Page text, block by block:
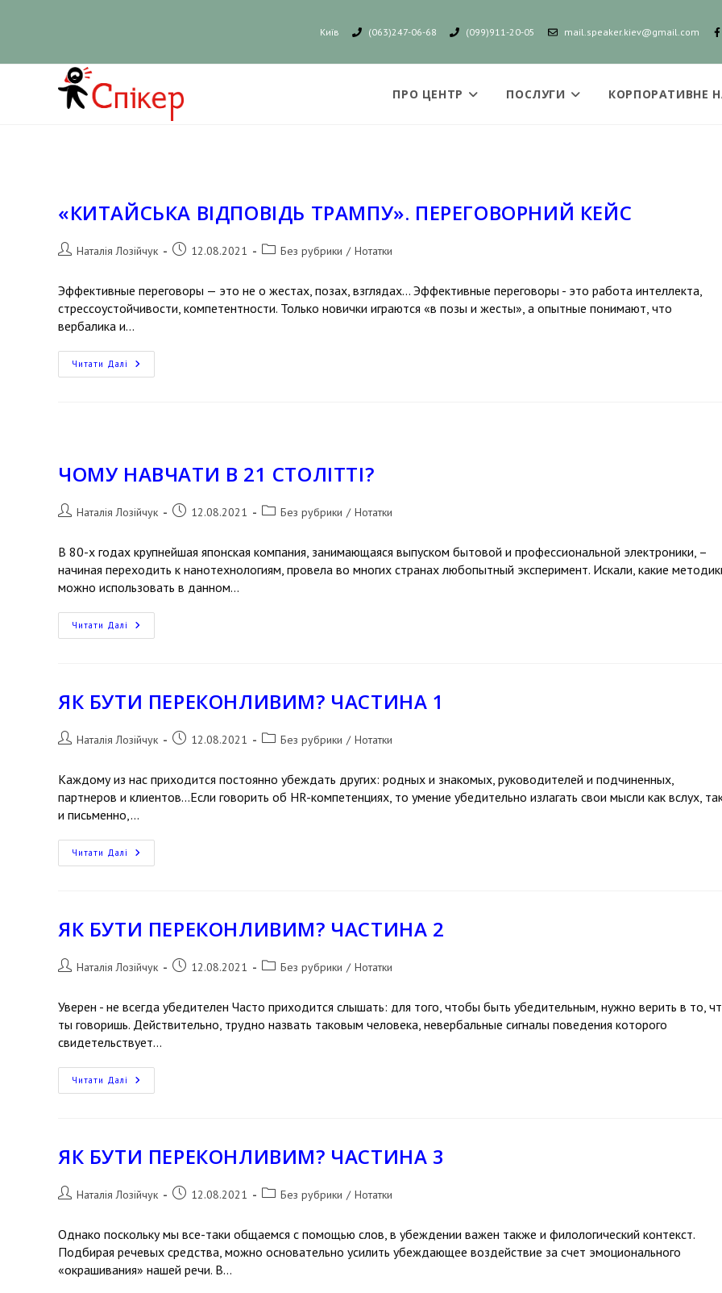
Київ (063)247-06-68 (099)911-20-05 mail.speaker.kiev@gmail.com
ПРО ЦЕНТР ПОСЛУГИ КОРПОРАТИВНЕ
«КИТАЙСЬКА ВІДПОВІДЬ ТРАМПУ». ПЕРЕГОВОРНИЙ КЕЙС
Наталія Лозійчук 12.08.2021 Без рубрики / Нотатки
Эффективные переговоры — это не о жестах, позах, взглядах... Эффективные переговоры - это работа интеллекта,
стрессоустойчивости, компетентности. Только новички играются «в позы и жесты», а опытные понимают, что
вербалика и…
Читати Далі
ЧОМУ НАВЧАТИ В 21 СТОЛІТТІ?
Наталія Лозійчук 12.08.2021 Без рубрики / Нотатки
В 80-х годах крупнейшая японская компания, занимающаяся выпуском бытовой и профессиональной электроники, –
начиная переходить к нанотехнологиям, провела во многих странах любопытный эксперимент. Искали, какие
можно использовать в данном…
Читати Далі
ЯК БУТИ ПЕРЕКОНЛИВИМ? ЧАСТИНА 1
Наталія Лозійчук 12.08.2021 Без рубрики / Нотатки
Каждому из нас приходится постоянно убеждать других: родных и знакомых, руководителей и подчиненных,
партнеров и клиентов...Если говорить об HR-компетенциях, то умение убедительно излагать свои мысли как вслух,
и письменно,…
Читати Далі
ЯК БУТИ ПЕРЕКОНЛИВИМ? ЧАСТИНА 2
Наталія Лозійчук 12.08.2021 Без рубрики / Нотатки
Уверен - не всегда убедителен Часто приходится слышать: для того, чтобы быть убедительным, нужно верить в то,
ты говоришь. Действительно, трудно назвать таковым человека, невербальные сигналы поведения которого
свидетельствует…
Читати Далі
ЯК БУТИ ПЕРЕКОНЛИВИМ? ЧАСТИНА 3
Наталія Лозійчук 12.08.2021 Без рубрики / Нотатки
Однако поскольку мы все-таки общаемся с помощью слов, в убеждении важен также и филологический контекст.
Подбирая речевых средства, можно основательно усилить убеждающее воздействие за счет эмоционального
«окрашивания» нашей речи. В…